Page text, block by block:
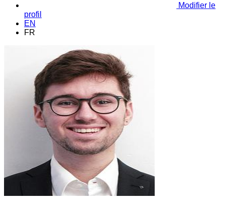
Modifier le
profil
EN
FR